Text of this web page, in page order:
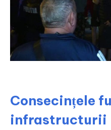
Consecințele
infrastructurii